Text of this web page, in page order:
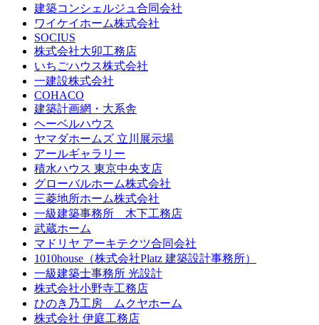
建築コンシェルジュ合同会社
ワイケイホーム株式会社
SOCIUS
株式会社大卯工務店
いちごハウス株式会社
一建設株式会社
COHACO
建築計画網・大系舎
ヘーベルハウス
ヤマダホームズ 立川展示場
アールギャラリー
積水ハウス 東京中央支店
グローバルホーム株式会社
三菱地所ホーム株式会社
一級建築事務所 木下工務店
武蔵ホーム
マドリヤ アーキテクツ合同会社
1010house（株式会社Platz 建築設計事務所）
一級建築士事務所 光設計
株式会社小野寺工務店
ひのき乃工房 ムクヤホーム
株式会社 伊庭工務店